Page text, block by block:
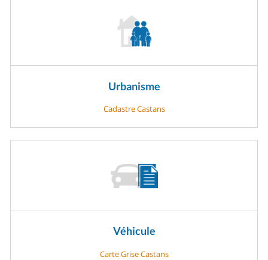
Urbanisme
Cadastre Castans
Véhicule
Carte Grise Castans